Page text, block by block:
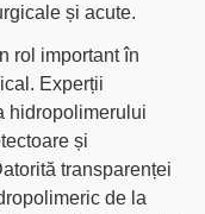
și acute.
rol important în
Experții
hidropolimerului
și
transparenței
de la